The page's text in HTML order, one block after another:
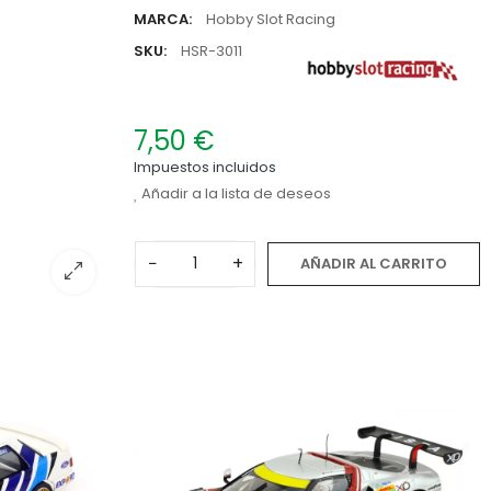
MARCA:
Hobby Slot Racing
SKU:
HSR-3011
7,50 €
Impuestos incluidos
Añadir a la lista de deseos
− + AÑADIR AL CARRITO